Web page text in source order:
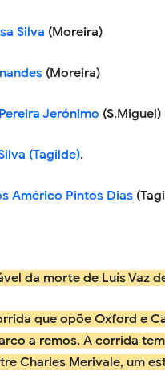
Silva (Moreira)
(Moreira)
Jerónimo (S.Miguel)
(Tagilde).
Américo Pintos Dias
da morte de Luís Vaz
que opõe Oxford e
a remos. A corrida
Charles Merivale, um